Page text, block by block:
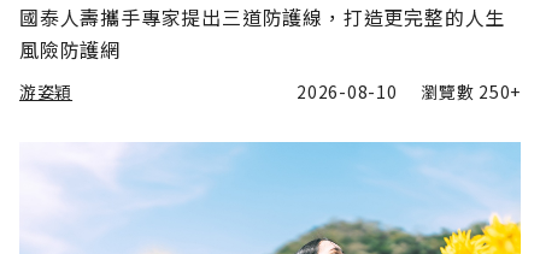
國泰人壽攜手專家提出三道防護線，打造更完整的人生
風險防護網
游姿穎 2026-08-10 瀏覽數 250+